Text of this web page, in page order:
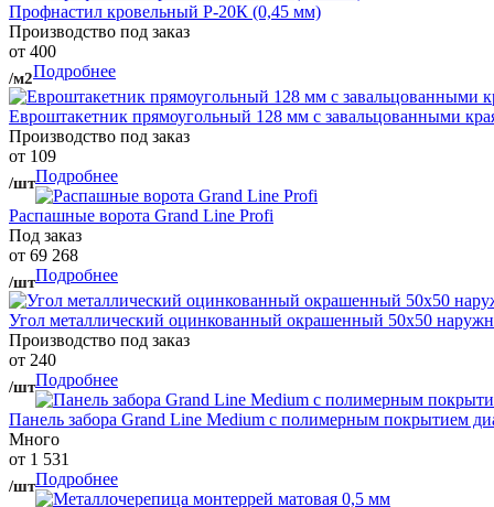
Профнастил кровельный Р-20К (0,45 мм)
Производство под заказ
от 400
/м2Подробнее
Евроштакетник прямоугольный 128 мм с завальцованными
Производство под заказ
от 109
/штПодробнее
Распашные ворота Grand Line Profi
Под заказ
от 69 268
/штПодробнее
Угол металлический оцинкованный окрашенный 50х50
Производство под заказ
от 240
/штПодробнее
Панель забора Grand Line Medium с полимерным покрытием
Много
от 1 531
/штПодробнее